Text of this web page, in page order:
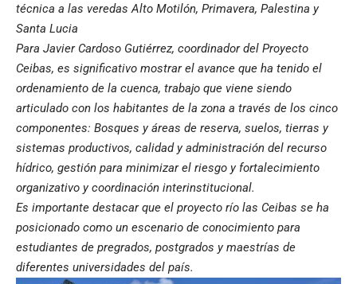
técnica a las veredas Alto Motilón, Primavera, Palestina y
Santa Lucia
Para Javier Cardoso Gutiérrez, coordinador del Proyecto
Ceibas, es significativo mostrar el avance que ha tenido el
ordenamiento de la cuenca, trabajo que viene siendo
articulado con los habitantes de la zona a través de los cinco
componentes: Bosques y áreas de reserva, suelos, tierras y
sistemas productivos, calidad y administración del recurso
hídrico, gestión para minimizar el riesgo y fortalecimiento
organizativo y coordinación interinstitucional.
Es importante destacar que el proyecto río las Ceibas se ha
posicionado como un escenario de conocimiento para
estudiantes de pregrados, postgrados y maestrías de
diferentes universidades del país.